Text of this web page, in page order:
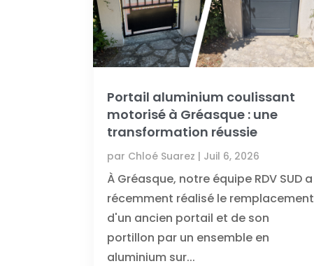
Portail aluminium coulissant
motorisé à Gréasque : une
transformation réussie
par Chloé Suarez | Juil 6, 2026
À Gréasque, notre équipe RDV SUD a
récemment réalisé le remplacement
d'un ancien portail et de son
portillon par un ensemble en
aluminium sur...